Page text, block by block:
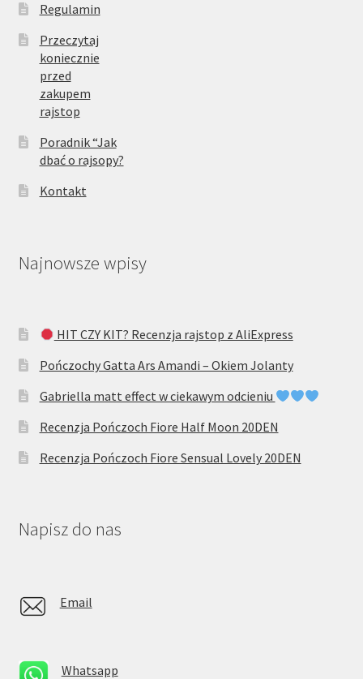
Regulamin
Przeczytaj
koniecznie
przed
zakupem
rajstop
Poradnik “Jak
dbać o rajsopy?
Kontakt
Najnowsze wpisy
HIT CZY KIT? Recenzja rajstop z AliExpress
Pończochy Gatta Ars Amandi – Okiem Jolanty
Gabriella matt effect w ciekawym odcieniu
Recenzja Pończoch Fiore Half Moon 20DEN
Recenzja Pończoch Fiore Sensual Lovely 20DEN
Napisz do nas
Email
Whatsapp